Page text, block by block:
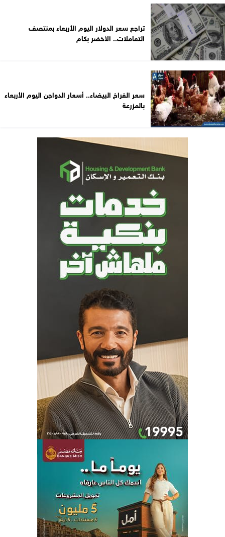
تراجع سعر الدولار اليوم الأربعاء بمنتصف
التعاملات.. الأخضر بكام
سعر الفراخ البيضاء.. أسعار الدواجن اليوم الأربعاء
بالمزرعة